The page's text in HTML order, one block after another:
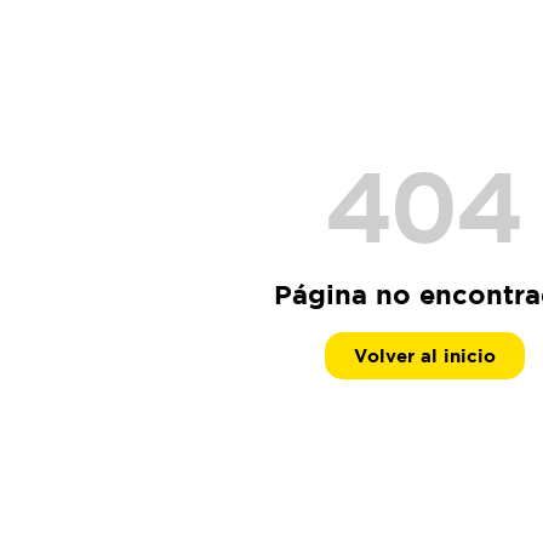
404
Página no
Volver al inicio